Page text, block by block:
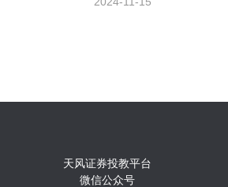
天风证券投教平台
微信公众号